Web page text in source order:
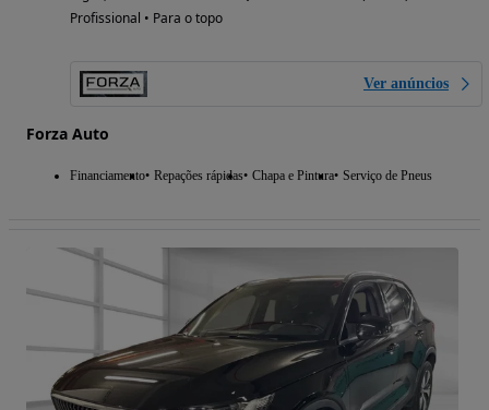
Profissional • Para o topo
Ver anúncios
Forza Auto
Financiamento Repações rápidas Chapa e Pintura Serviço de Pneus